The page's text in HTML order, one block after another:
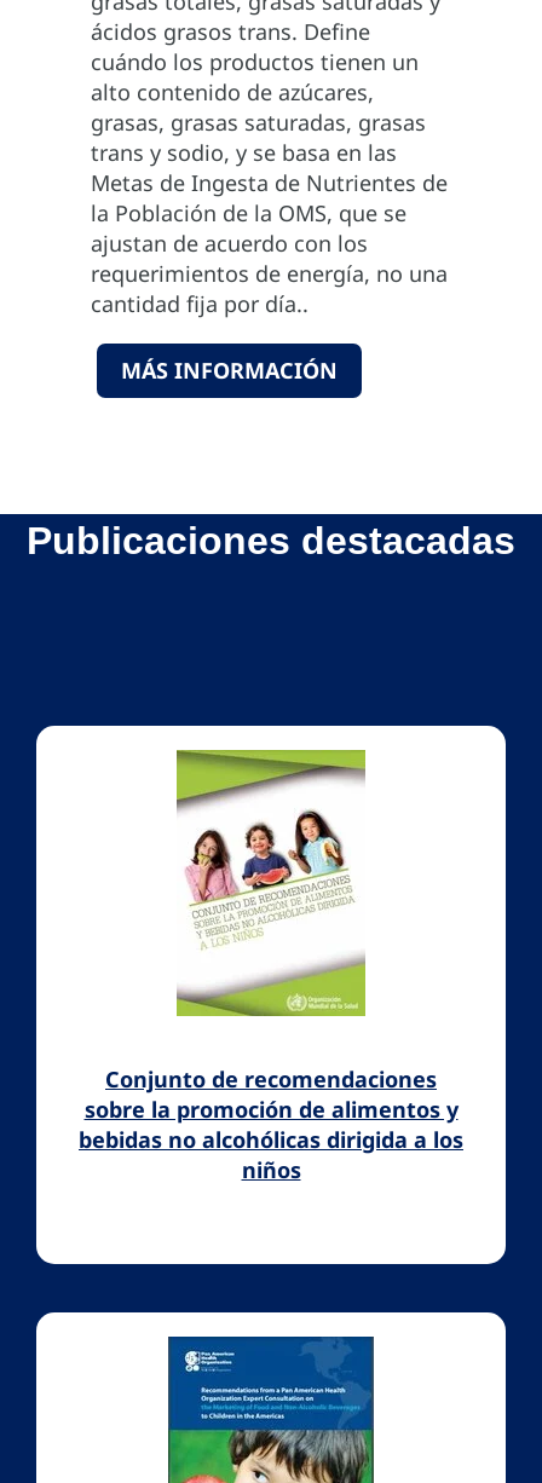
ácidos grasos trans. Define
cuándo los productos tienen un
alto contenido de azúcares,
grasas, grasas saturadas, grasas
trans y sodio, y se basa en las
Metas de Ingesta de Nutrientes de
la Población de la OMS, que se
ajustan de acuerdo con los
requerimientos de energía, no una
cantidad fija por día..
MÁS INFORMACIÓN
Publicaciones destacadas
Conjunto de recomendaciones
sobre la promoción de alimentos y
bebidas no alcohólicas dirigida a los
niños
Previous